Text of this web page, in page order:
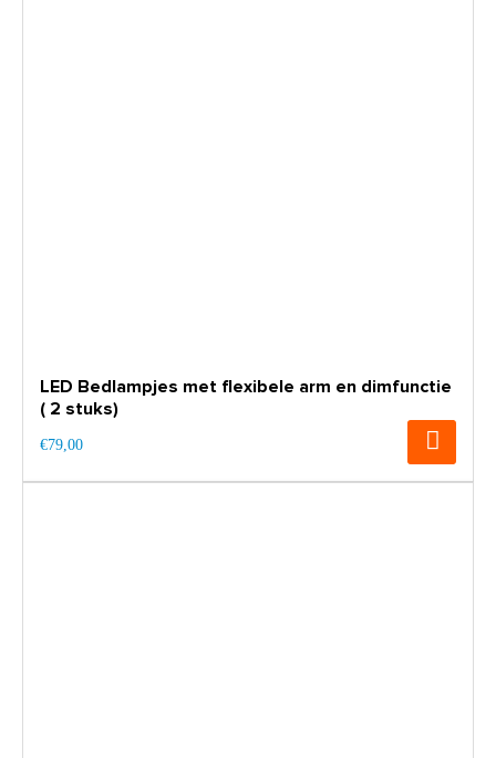
LED Bedlampjes met flexibele arm en dimfunctie
( 2 stuks)
€79,00